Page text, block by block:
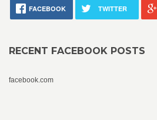
FACEBOOK TWITTER
RECENT FACEBOOK POSTS
facebook.com